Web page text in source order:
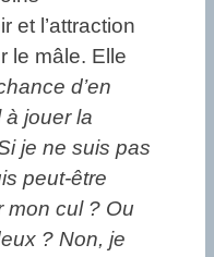
et l’attraction
le mâle. Elle
d’en
à jouer la
je ne suis pas
peut-être
mon cul ? Ou
? Non, je